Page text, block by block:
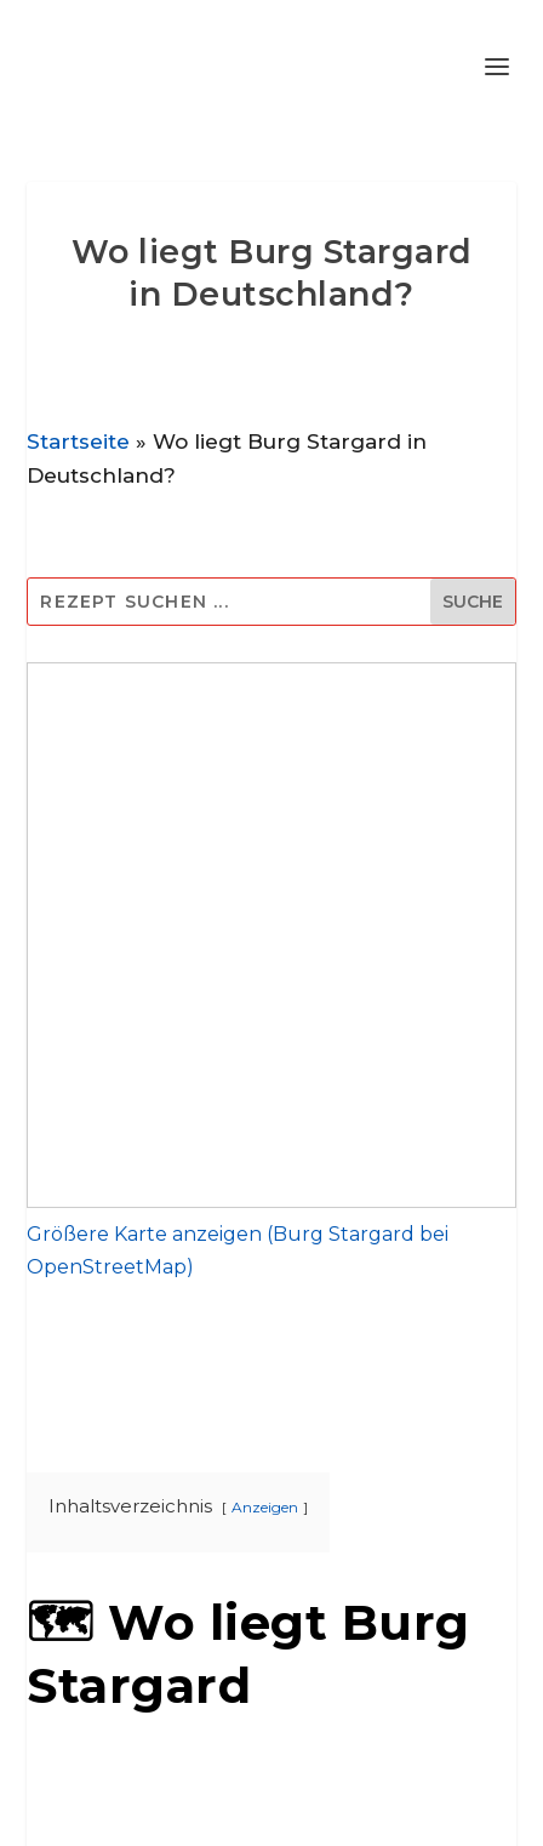
Wo liegt Burg Stargard
in Deutschland?
Startseite »Wo liegt Burg Stargard in
Deutschland?
Größere Karte anzeigen (Burg Stargard bei
OpenStreetMap)
Inhaltsverzeichnis Anzeigen
🗺️ Wo liegt Burg
Stargard